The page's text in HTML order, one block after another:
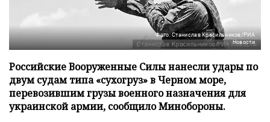
Фото: Станислав Красильников/РИА
Новости
Российские Вооруженные Силы нанесли удары по
двум судам типа «сухогруз» в Черном море,
перевозившим грузы военного назначения для
украинской армии, сообщило Минобороны.